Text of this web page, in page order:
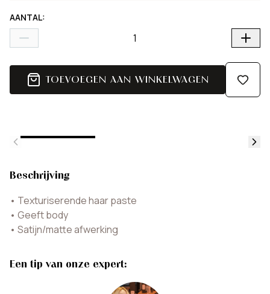
AANTAL:
TOEVOEGEN AAN WINKELWAGEN
Beschrijving
• Texturiserende haar paste
• Geeft body
• Satijn/matte afwerking
Een tip van onze expert: